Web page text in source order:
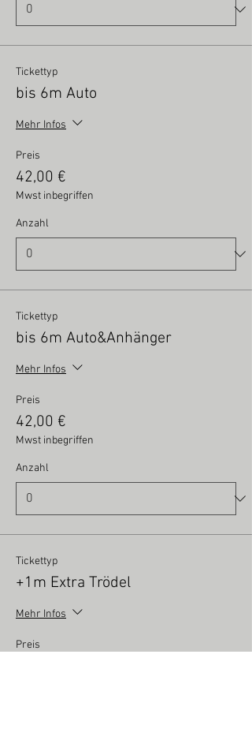
Tickettyp
bis 6m Auto
Mehr Infos
Preis
42,00 €
Mwst inbegriffen
Anzahl
Tickettyp
bis 6m Auto&Anhänger
Mehr Infos
Preis
42,00 €
Mwst inbegriffen
Anzahl
Tickettyp
+1m Extra Trödel
Mehr Infos
Preis